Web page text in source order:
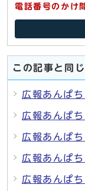
電話番号のかけ
この記事と同
広報あんぱ
広報あんぱ
広報あんぱ
広報あんぱ
広報あんぱ